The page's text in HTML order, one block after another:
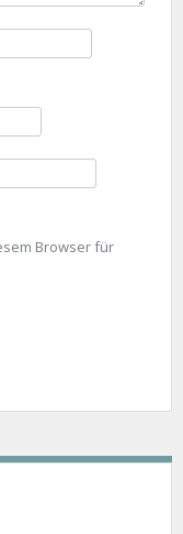
Browser für